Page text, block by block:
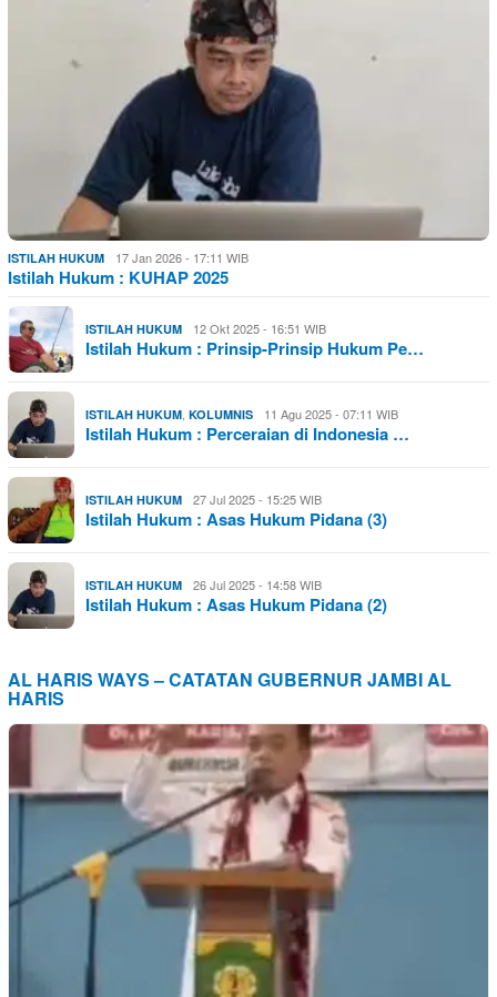
ISTILAH HUKUM 17 Jan 2026 - 17:11 WIB
Istilah Hukum : KUHAP 2025
ISTILAH HUKUM 12 Okt 2025 - 16:51 WIB
Istilah Hukum : Prinsip-Prinsip Hukum Pe…
ISTILAH HUKUM, KOLUMNIS 11 Agu 2025 - 07:11 WIB
Istilah Hukum : Perceraian di Indonesia …
ISTILAH HUKUM 27 Jul 2025 - 15:25 WIB
Istilah Hukum : Asas Hukum Pidana (3)
ISTILAH HUKUM 26 Jul 2025 - 14:58 WIB
Istilah Hukum : Asas Hukum Pidana (2)
AL HARIS WAYS – CATATAN GUBERNUR JAMBI AL
HARIS